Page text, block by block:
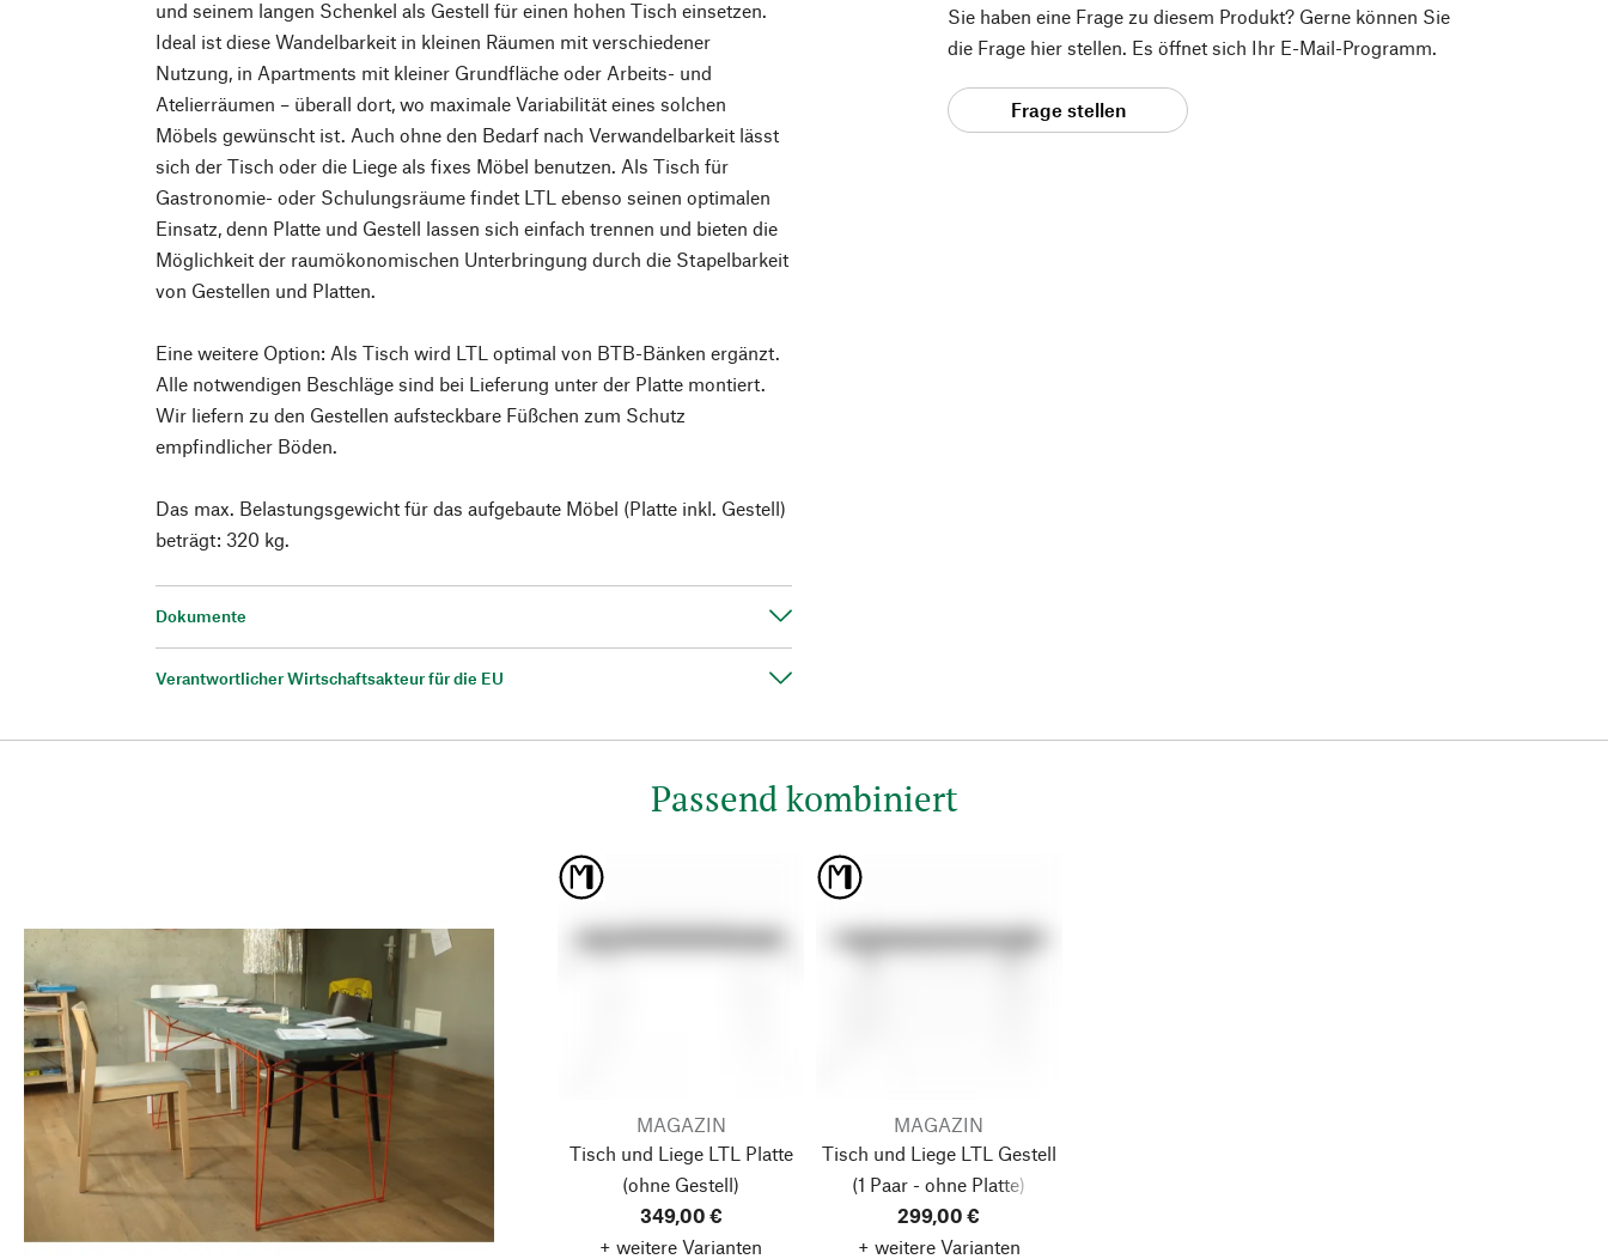
und seinem langen Schenkel als Gestell für einen hohen Tisch einsetzen.
Ideal ist diese Wandelbarkeit in kleinen Räumen mit verschiedener
Nutzung, in Apartments mit kleiner Grundfläche oder Arbeits- und
Atelierräumen – überall dort, wo maximale Variabilität eines solchen
Möbels gewünscht ist. Auch ohne den Bedarf nach Verwandelbarkeit lässt
sich der Tisch oder die Liege als fixes Möbel benutzen. Als Tisch für
Gastronomie- oder Schulungsräume findet LTL ebenso seinen optimalen
Einsatz, denn Platte und Gestell lassen sich einfach trennen und bieten die
Möglichkeit der raumökonomischen Unterbringung durch die Stapelbarkeit
von Gestellen und Platten.
Eine weitere Option: Als Tisch wird LTL optimal von BTB-Bänken ergänzt.
Alle notwendigen Beschläge sind bei Lieferung unter der Platte montiert.
Wir liefern zu den Gestellen aufsteckbare Füßchen zum Schutz
empfindlicher Böden.
Das max. Belastungsgewicht für das aufgebaute Möbel (Platte inkl. Gestell)
beträgt: 320 kg.
Dokumente
Verantwortlicher Wirtschaftsakteur für die EU
Sie haben eine Frage zu diesem Produkt? Gerne können Sie
die Frage hier stellen. Es öffnet sich Ihr E-Mail-Programm.
Frage stellen
Passend kombiniert
MAGAZIN
Tisch und Liege LTL Platte
(ohne Gestell)
349,00 €
+ weitere Varianten
MAGAZIN
Tisch und Liege LTL Gestell
(1 Paar - ohne Platte)
299,00 €
+ weitere Varianten